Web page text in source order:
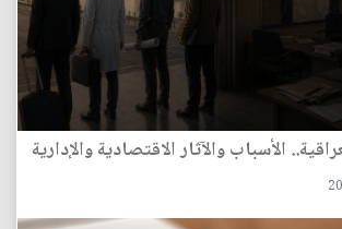
الأسباب والآثار الاقتصادية والإدارية